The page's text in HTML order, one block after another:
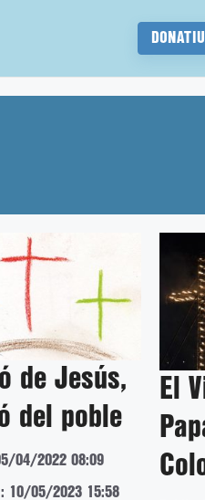
de Jesús,
del poble
04/2022 08:09
10/05/2023 15:58
El